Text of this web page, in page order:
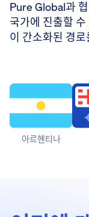
Pure Global과
국가에 진출할
이 간소화된 경
아르헨티나